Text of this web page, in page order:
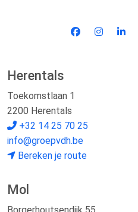
Herentals
Toekomstlaan 1
2200 Herentals
+32 14 25 70 25
info@groepvdh.be
Bereken je route
Mol